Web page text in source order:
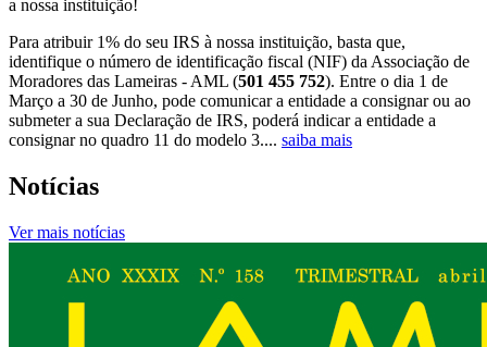
a nossa instituição!
Para atribuir 1% do seu IRS à nossa instituição, basta que,
identifique o número de identificação fiscal (NIF) da Associação de
Moradores das Lameiras - AML (501 455 752). Entre o dia 1 de
Março a 30 de Junho, pode comunicar a entidade a consignar ou ao
submeter a sua Declaração de IRS, poderá indicar a entidade a
consignar no quadro 11 do modelo 3.... saiba mais
Notícias
Ver mais notícias